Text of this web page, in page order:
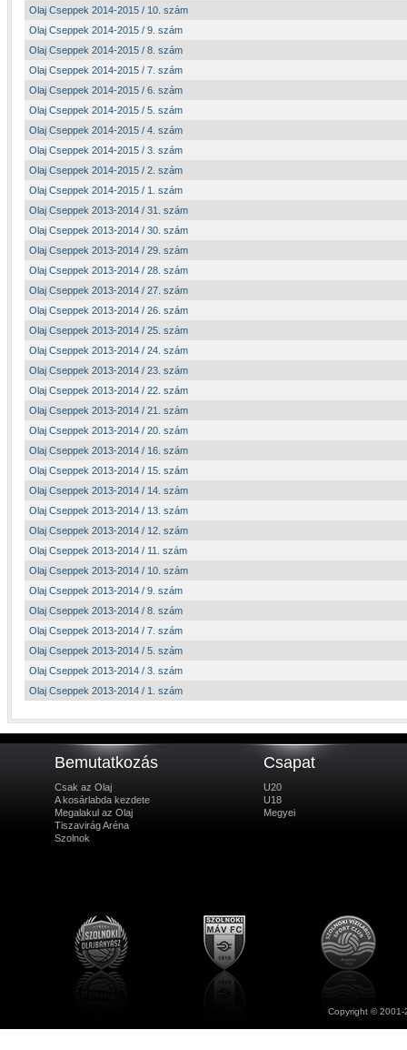
Olaj Cseppek 2014-2015 / 10. szám
Olaj Cseppek 2014-2015 / 9. szám
Olaj Cseppek 2014-2015 / 8. szám
Olaj Cseppek 2014-2015 / 7. szám
Olaj Cseppek 2014-2015 / 6. szám
Olaj Cseppek 2014-2015 / 5. szám
Olaj Cseppek 2014-2015 / 4. szám
Olaj Cseppek 2014-2015 / 3. szám
Olaj Cseppek 2014-2015 / 2. szám
Olaj Cseppek 2014-2015 / 1. szám
Olaj Cseppek 2013-2014 / 31. szám
Olaj Cseppek 2013-2014 / 30. szám
Olaj Cseppek 2013-2014 / 29. szám
Olaj Cseppek 2013-2014 / 28. szám
Olaj Cseppek 2013-2014 / 27. szám
Olaj Cseppek 2013-2014 / 26. szám
Olaj Cseppek 2013-2014 / 25. szám
Olaj Cseppek 2013-2014 / 24. szám
Olaj Cseppek 2013-2014 / 23. szám
Olaj Cseppek 2013-2014 / 22. szám
Olaj Cseppek 2013-2014 / 21. szám
Olaj Cseppek 2013-2014 / 20. szám
Olaj Cseppek 2013-2014 / 16. szám
Olaj Cseppek 2013-2014 / 15. szám
Olaj Cseppek 2013-2014 / 14. szám
Olaj Cseppek 2013-2014 / 13. szám
Olaj Cseppek 2013-2014 / 12. szám
Olaj Cseppek 2013-2014 / 11. szám
Olaj Cseppek 2013-2014 / 10. szám
Olaj Cseppek 2013-2014 / 9. szám
Olaj Cseppek 2013-2014 / 8. szám
Olaj Cseppek 2013-2014 / 7. szám
Olaj Cseppek 2013-2014 / 5. szám
Olaj Cseppek 2013-2014 / 3. szám
Olaj Cseppek 2013-2014 / 1. szám
Bemutatkozás
Csak az Olaj
A kosárlabda kezdete
Megalakul az Olaj
Tiszavirág Aréna
Szolnok
Csapat
U20
U18
Megyei
Copyright ©